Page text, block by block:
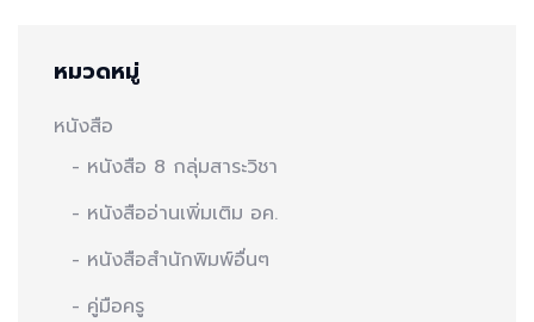
หมวดหมู่
หนังสือ
- หนังสือ 8 กลุ่มสาระวิชา
- หนังสืออ่านเพิ่มเติม อค.
- หนังสือสำนักพิมพ์อื่นๆ
- คู่มือครู